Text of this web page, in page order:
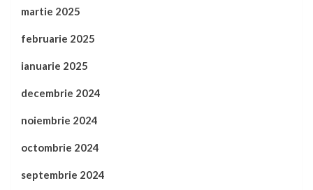
martie 2025
februarie 2025
ianuarie 2025
decembrie 2024
noiembrie 2024
octombrie 2024
septembrie 2024